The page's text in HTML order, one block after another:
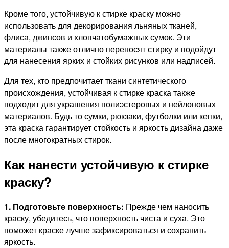
Кроме того, устойчивую к стирке краску можно
использовать для декорирования льняных тканей,
флиса, джинсов и хлопчатобумажных сумок. Эти
материалы также отлично переносят стирку и подойдут
для нанесения ярких и стойких рисунков или надписей.
Для тех, кто предпочитает ткани синтетического
происхождения, устойчивая к стирке краска также
подходит для украшения полиэстеровых и нейлоновых
материалов. Будь то сумки, рюкзаки, футболки или кепки,
эта краска гарантирует стойкость и яркость дизайна даже
после многократных стирок.
Как нанести устойчивую к стирке
краску?
1. Подготовьте поверхность: Прежде чем наносить
краску, убедитесь, что поверхность чиста и суха. Это
поможет краске лучше зафиксироваться и сохранить
яркость.